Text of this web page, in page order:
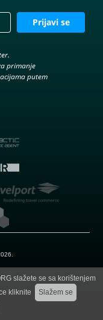
Prijavi se
primanje
putem
slažete se sa korištenjem
kliknite
Slažem se